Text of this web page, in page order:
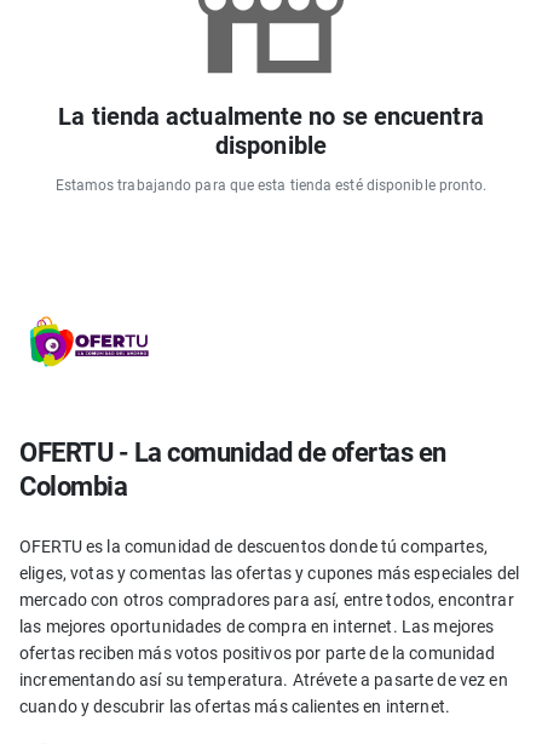
La tienda actualmente no se encuentra
disponible
Estamos trabajando para que esta tienda esté disponible pronto.
OFERTU - La comunidad de ofertas en
Colombia
OFERTU es la comunidad de descuentos donde tú compartes,
eliges, votas y comentas las ofertas y cupones más especiales del
mercado con otros compradores para así, entre todos, encontrar
las mejores oportunidades de compra en internet. Las mejores
ofertas reciben más votos positivos por parte de la comunidad
incrementando así su temperatura. Atrévete a pasarte de vez en
cuando y descubrir las ofertas más calientes en internet.